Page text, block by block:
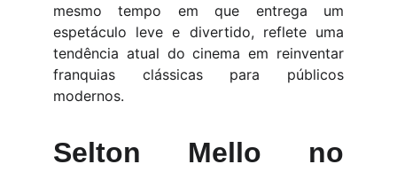
mesmo tempo em que entrega um
espetáculo leve e divertido, reflete uma
tendência atual do cinema em reinventar
franquias clássicas para públicos
modernos.
Selton Mello no